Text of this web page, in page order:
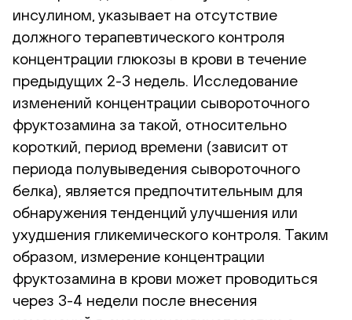
инсулином, указывает на отсутствие
должного терапевтического контроля
концентрации глюкозы в крови в течение
предыдущих 2-3 недель. Исследование
изменений концентрации сывороточного
фруктозамина за такой, относительно
короткий, период времени (зависит от
периода полувыведения сывороточного
белка), является предпочтительным для
обнаружения тенденций улучшения или
ухудшения гликемического контроля. Таким
образом, измерение концентрации
фруктозамина в крови может проводиться
через 3-4 недели после внесения